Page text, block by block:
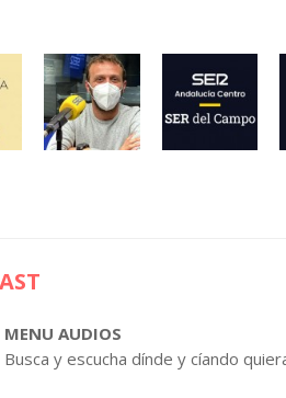
MENU AUDIOS
Busca y escucha dínde y cíando